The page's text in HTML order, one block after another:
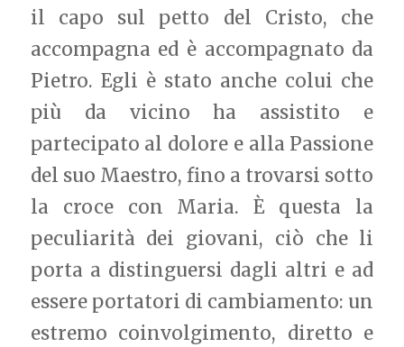
il capo sul petto del Cristo, che
accompagna ed è accompagnato da
Pietro. Egli è stato anche colui che
più da vicino ha assistito e
partecipato al dolore e alla Passione
del suo Maestro, fino a trovarsi sotto
la croce con Maria. È questa la
peculiarità dei giovani, ciò che li
porta a distinguersi dagli altri e ad
essere portatori di cambiamento: un
estremo coinvolgimento, diretto e